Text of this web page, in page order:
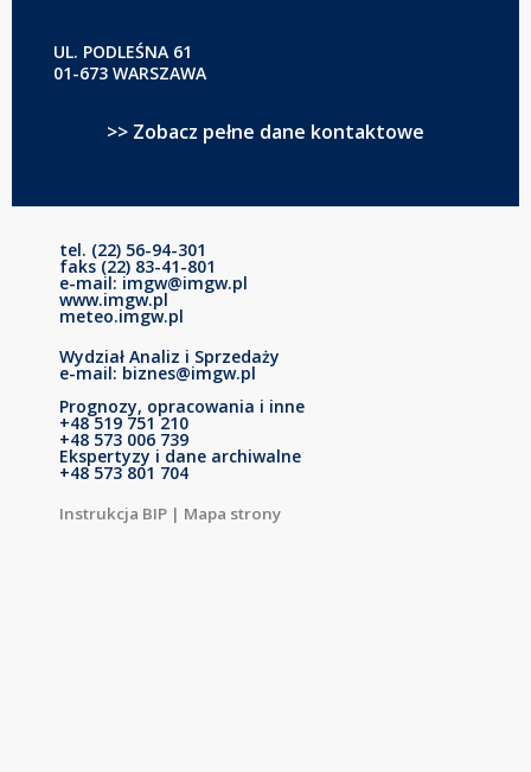
UL. PODLEŚNA 61
01-673 WARSZAWA
>> Zobacz pełne dane kontaktowe
tel. (22) 56-94-301
faks (22) 83-41-801
e-mail: imgw@imgw.pl
www.imgw.pl
meteo.imgw.pl
Wydział Analiz i Sprzedaży
e-mail: biznes@imgw.pl
Prognozy, opracowania i inne
+48 519 751 210
+48 573 006 739
Ekspertyzy i dane archiwalne
+48 573 801 704
Instrukcja BIP | Mapa strony